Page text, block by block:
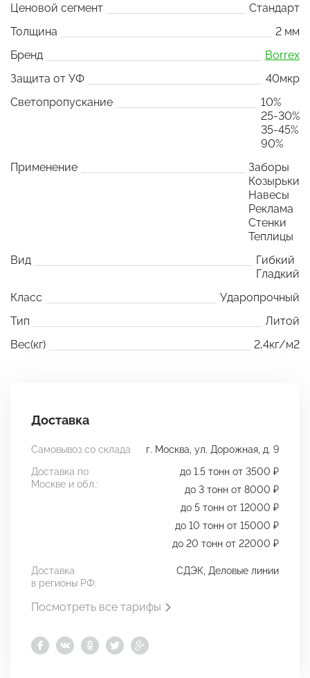
Ценовой сегмент
Стандарт
Толщина
2 мм
Бренд
Borrex
Защита от УФ
40мкр
Светопропускание
10%
25-30%
35-45%
90%
Применение
Заборы
Козырьки
Навесы
Реклама
Стенки
Теплицы
Вид
Гибкий
Гладкий
Класс
Ударопрочный
Тип
Литой
Вес(кг)
2,4кг/м2
Доставка
Самовывоз со склада
г. Москва, ул. Дорожная, д. 9
Доставка по
Москве и обл.:
до 1.5 тонн от 3500 ₽
до 3 тонн от 8000 ₽
до 5 тонн от 12000 ₽
до 10 тонн от 15000 ₽
до 20 тонн от 22000 ₽
Доставка
в регионы РФ:
СДЭК, Деловые линии
Посмотреть все тарифы